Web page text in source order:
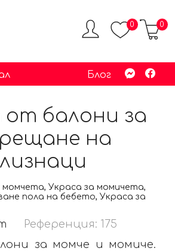
0 0
Блог
от балони за
на
момчета, Украса за момичета,
пола на бебето, Украса за
Референция: 175
за момче и момиче.